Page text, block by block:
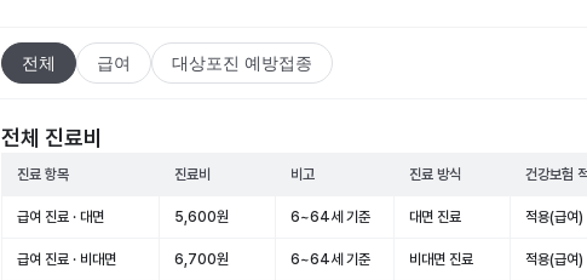
전체 급여 대상포진 예방접종
전체 진료비
진료 항목 진료비 비고 진료 방식 건강보험
급여 진료 · 대면 5,600원 6~64세 기준 대면 진료 적용(급여)
급여 진료 · 비대면 6,700원 6~64세 기준 비대면 진료 적용(급여)